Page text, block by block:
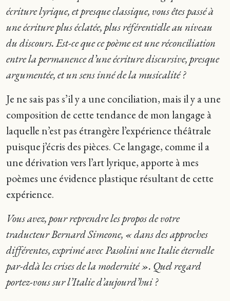
écriture lyrique, et presque classique, vous êtes passé à
une écriture plus éclatée, plus référentielle au niveau
du discours. Est-ce que ce poème est une réconciliation
entre la permanence d’une écriture discursive, presque
argumentée, et un sens inné de la musicalité ?
Je ne sais pas s’il y a une conciliation, mais il y a une
composition de cette tendance de mon langage à
laquelle n’est pas étrangère l’expérience théâtrale
puisque j’écris des pièces. Ce langage, comme il a
une dérivation vers l’art lyrique, apporte à mes
poèmes une évidence plastique résultant de cette
expérience.
Vous avez, pour reprendre les propos de votre
traducteur Bernard Simeone, « dans des approches
différentes, exprimé avec Pasolini une Italie éternelle
par-delà les crises de la modernité ». Quel regard
portez-vous sur l’Italie d’aujourd’hui ?